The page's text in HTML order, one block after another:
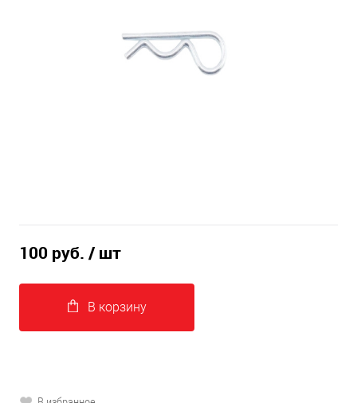
100 руб. / шт
В корзину